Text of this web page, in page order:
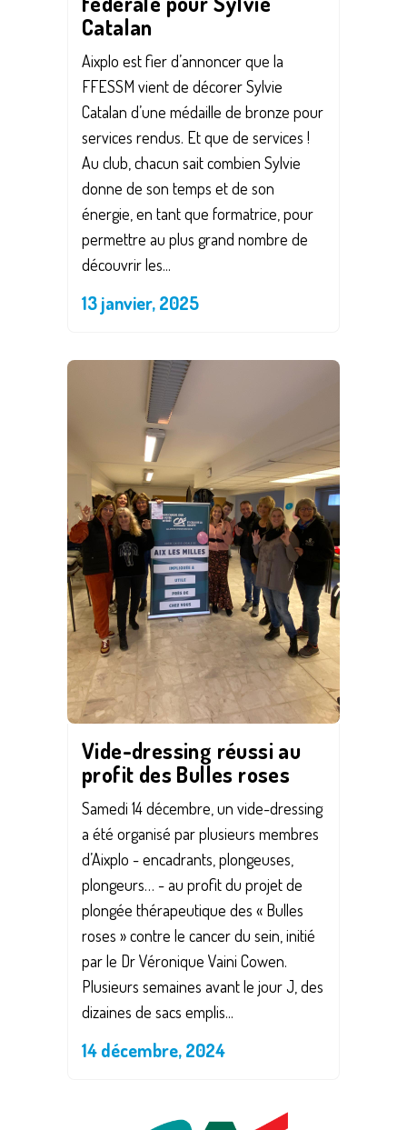
Catalan
Aixplo est fier d’annoncer que la
FFESSM vient de décorer Sylvie
Catalan d’une médaille de bronze pour
services rendus. Et que de services !
Au club, chacun sait combien Sylvie
donne de son temps et de son
énergie, en tant que formatrice, pour
permettre au plus grand nombre de
découvrir les...
13 janvier, 2025
Vide-dressing réussi au
profit des Bulles roses
Samedi 14 décembre, un vide-dressing
a été organisé par plusieurs membres
d’Aixplo - encadrants, plongeuses,
plongeurs… - au profit du projet de
plongée thérapeutique des « Bulles
roses » contre le cancer du sein, initié
par le Dr Véronique Vaini Cowen.
Plusieurs semaines avant le jour J, des
dizaines de sacs emplis...
14 décembre, 2024